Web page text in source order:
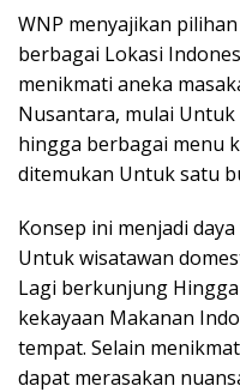
WNP menyajikan
berbagai Lokasi
menikmati aneka
Nusantara, mulai
hingga berbagai menu
ditemukan Untuk satu
Konsep ini menjadi
Untuk wisatawan
Lagi berkunjung
kekayaan Makanan
tempat. Selain
dapat merasakan